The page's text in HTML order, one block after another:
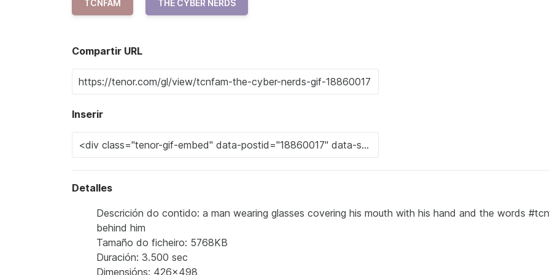
TCNFAM THE CYBER NERDS
Compartir URL
Inserir
Detalles
Descrición do contido: a man wearing glasses covering his mouth with his hand and the words
behind him
Tamaño do ficheiro: 5768KB
Duración: 3.500 sec
Dimensións: 426x498